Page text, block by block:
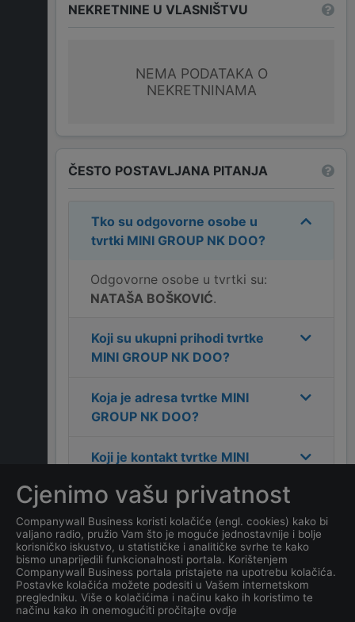
NEKRETNINE U VLASNIŠTVU
NEMA PODATAKA O
NEKRETNINAMA
ČESTO POSTAVLJANA PITANJA
Tko su odgovorne osobe u
tvrtki MINI GROUP NK DOO?
Odgovorne osobe u tvrtki su:
NATAŠA BOŠKOVIĆ.
Koji su ukupni prihodi tvrtke
MINI GROUP NK DOO?
Koja je adresa tvrtke MINI
GROUP NK DOO?
Koji je kontakt tvrtke MINI
Koliko ima zaposlenih
kompanijaMINI GROUP NK
DOO?
Koji je datum osnivanja
tvrtkeMINI GROUP NK DOO
Cjenimo vašu privatnost
Companywall Business koristi kolačiće (engl. cookies) kako bi
valjano radio, pružio Vam što je moguće jednostavnije i bolje
korisničko iskustvo, u statističke i analitičke svrhe te kako
bismo unaprijedili funkcionalnosti portala. Korištenjem
Companywall Business portala pristajete na upotrebu kolačića.
Postavke kolačića možete podesiti u Vašem internetskom
pregledniku. Više o kolačićima i načinu kako ih koristimo te
načinu kako ih onemogućiti pročitajte ovdje